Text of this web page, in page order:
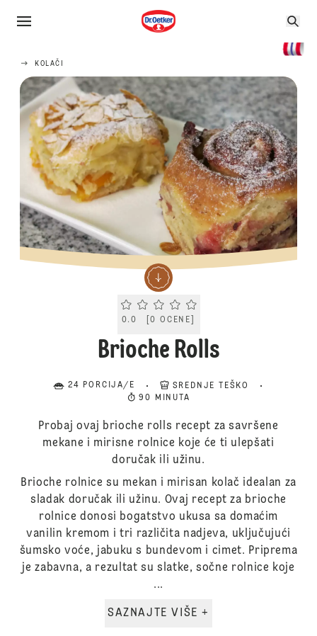
KOLAČI
Current rating 0.0. Click to rate.
0.0 [0 OCENE
Brioche Rolls
24 PORCIJA/E
SREDNJE TEŠKO
90 MINUTA
Probaj ovaj brioche rolls recept za savršene
mekane i mirisne rolnice koje će ti ulepšati
doručak ili užinu.
Brioche rolnice su mekan i mirisan kolač idealan za
sladak doručak ili užinu. Ovaj recept za brioche
rolnice donosi bogatstvo ukusa sa domaćim
vanilin kremom i tri različita nadjeva, uključujući
šumsko voće, jabuku s bundevom i cimet. Priprema
je zabavna, a rezultat su slatke, sočne rolnice koje
...
SAZNAJTE VIŠE +